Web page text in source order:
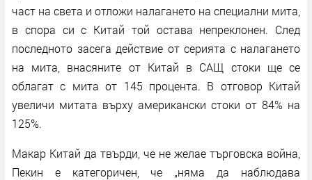
част на света и отложи налагането на специални мита,
в спора си с Китай той остава непреклонен. След
последното засега действие от серията с налагането
на мита, внасяните от Китай в САЩ стоки ще се
облагат с мита от 145 процента. В отговор Китай
увеличи митата върху американски стоки от 84% на
125%.
Макар Китай да твърди, че не желае търговска война,
Пекин е категоричен, че „няма да наблюдава